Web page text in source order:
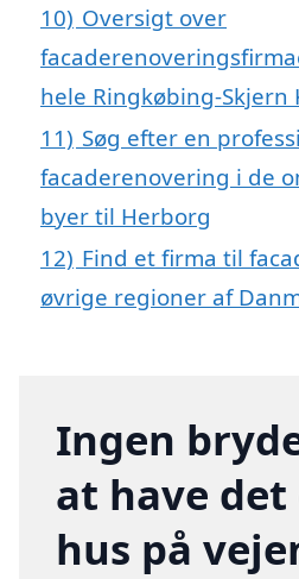
10) Oversigt over
hele Ringkøbing-Skjern
11) Søg efter en
facaderenovering i de
byer til Herborg
12) Find et firma til
øvrige regioner af
Ingen
at have
hus på